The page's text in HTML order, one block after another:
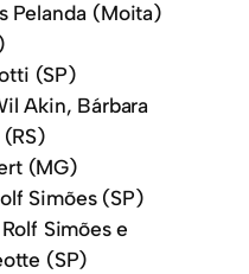
Pelanda (Moita)
(SP)
Akin, Bárbara
(MG)
Simões (SP)
Simões e
(SP)